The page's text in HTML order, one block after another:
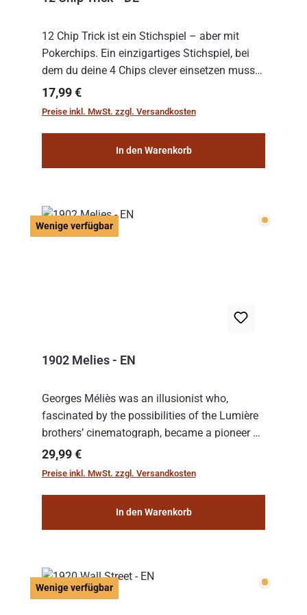
12 Chip Trick ist ein Stichspiel – aber mit
Pokerchips. Ein einzigartiges Stichspiel, bei
dem du deine 4 Chips clever einsetzen musst.
Wer die Chips mit dem höchsten Gesamtwert
hat, gewinnt die Runde. Aber Vorsicht: D...
Regulärer Preis:
17,99 €
Preise inkl. MwSt. zzgl. Versandkosten
In den Warenkorb
Wenige verfügbar Wenige
1902 Melies - EN
Georges Méliès was an illusionist who,
fascinated by the possibilities of the Lumière
brothers’ cinematograph, became a pioneer of
cinema. In 1902, he filmed his most famous
work: “Le Voyage dans la Lune” (“A Trip to...
Regulärer Preis:
29,99 €
Preise inkl. MwSt. zzgl. Versandkosten
In den Warenkorb
Wenige verfügbar Wenige